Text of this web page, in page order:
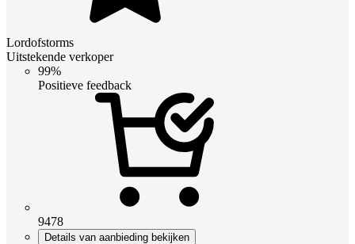
Lordofstorms
Uitstekende verkoper
99%
Positieve feedback
9478
Details van aanbieding bekijken